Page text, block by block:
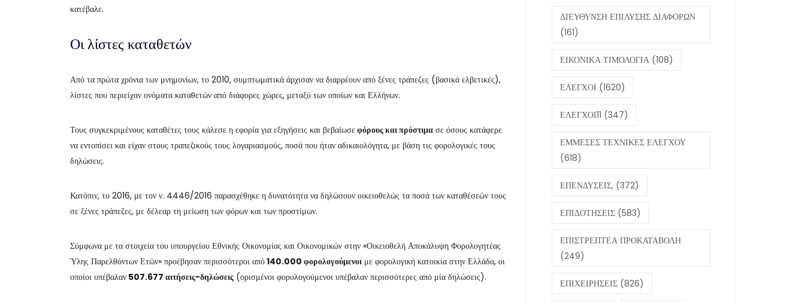
κατέβαλε.
Οι λίστες καταθετών
Από τα πρώτα χρόνια των μνημονίων, το 2010, συμπτωματικά άρχισαν να διαρρέουν από ξένες τράπεζες (βασικά ελβετικές),
λίστες που περιείχαν ονόματα καταθετών από διάφορες χώρες, μεταξύ των οποίων και Ελλήνων.
Τους συγκεκριμένους καταθέτες τους κάλεσε η εφορία για εξηγήσεις και βεβαίωσεφόρους και πρόστιμα σε όσους κατάφερε
να εντοπίσει και είχαν στους τραπεζικούς τους λογαριασμούς, ποσά που ήταν αδικαιολόγητα, με βάση τις φορολογικές τους
δηλώσεις.
Κατόπιν, το 2016, με τον ν. 4446/2016 παρασχέθηκε η δυνατότητα να δηλώσουν οικειοθελώς τα ποσά των καταθέσεών τους
σε ξένες τράπεζες, με δέλεαρ τη μείωση των φόρων και των προστίμων.
Σύμφωνα με τα στοιχεία του υπουργείου Εθνικής Οικονομίας και Οικονομικών στην «Οικειοθελή Αποκάλυψη Φορολογητέας
Ύλης Παρελθόντων Ετών» προέβησαν περισσότεροι από140.000 φορολογούμενοιμε φορολογική κατοικία στην Ελλάδα, οι
οποίοι υπέβαλαν 507.677 αιτήσεις-δηλώσεις (ορισμένοι φορολογούμενοι υπέβαλαν περισσότερες από μία δηλώσεις).
ΔΙΕΥΘΥΝΣΗ ΕΠΙΛΥΣΗΣ ΔΙΑΦΟΡΩΝ
(161)
ΕΙΚΟΝΙΚΑ ΤΙΜΟΛΟΓΙΑ (108)
ΕΛΕΓΧΟΙ (1620)
ΕΛΕΓΧΟΙ11 (347)
ΕΜΜΕΣΕΣ ΤΕΧΝΙΚΕΣ ΕΛΕΓΧΟΥ
(618)
ΕΠΕΝΔΥΣΕΙΣ, (372)
ΕΠΙΔΟΤΗΣΕΙΣ (583)
ΕΠΙΣΤΡΕΠΤΕΑ ΠΡΟΚΑΤΑΒΟΛΗ
(249)
ΕΠΙΧΕΙΡΗΣΕΙΣ (826)